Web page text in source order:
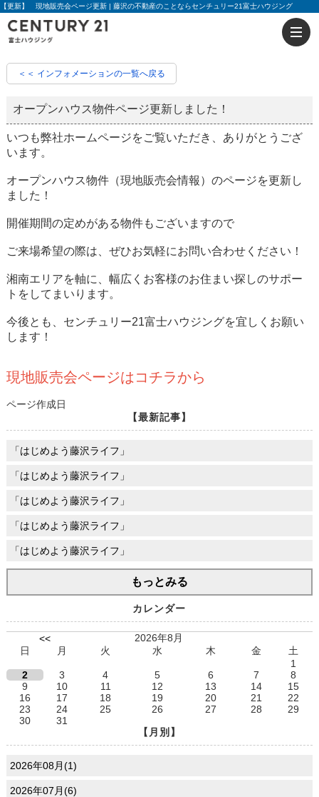
【更新】 現地販売会ページ更新 | 藤沢の不動産のことならセンチュリー21富士ハウジング
＜＜ インフォメーションの一覧へ戻る
オープンハウス物件ページ更新しました！
いつも弊社ホームページをご覧いただき、ありがとうござ
います。
オープンハウス物件（現地販売会情報）のページを更新し
ました！
開催期間の定めがある物件もございますので
ご来場希望の際は、ぜひお気軽にお問い合わせください！
湘南エリアを軸に、幅広くお客様のお住まい探しのサポー
トをしてまいります。
今後とも、センチュリー21富士ハウジングを宜しくお願い
します！
現地販売会ページはコチラから
ページ作成日
【最新記事】
「はじめよう藤沢ライフ」
「はじめよう藤沢ライフ」
「はじめよう藤沢ライフ」
「はじめよう藤沢ライフ」
「はじめよう藤沢ライフ」
もっとみる
カレンダー
<<
2026年8月
日
月 火 水 木 金
土
1
2
3 4 5 6 7
8
9
10 11 12 13 14
15
16
17 18 19 20 21
22
23
24 25 26 27 28
29
30
31
【月別】
2026年08月(1)
2026年07月(6)